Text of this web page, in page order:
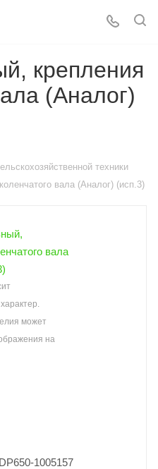
крепления
(Аналог)
техники
вала (Аналог) (исп.3)
может
на
DP650-1005157